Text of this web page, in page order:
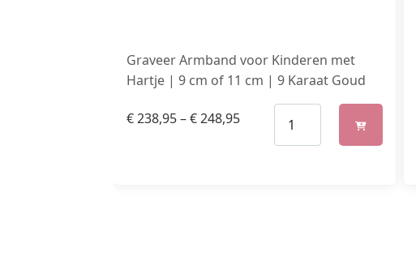
Graveer Armband voor Kinderen met
Hartje | 9 cm of 11 cm | 9 Karaat Goud
€238,95–€248,95